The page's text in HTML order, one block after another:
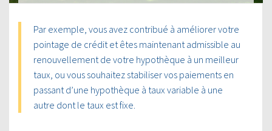
Par exemple, vous avez contribué à améliorer votre
pointage de crédit et êtes maintenant admissible au
renouvellement de votre hypothèque à un meilleur
taux, ou vous souhaitez stabiliser vos paiements en
passant d’une hypothèque à taux variable à une
autre dont le taux est fixe.